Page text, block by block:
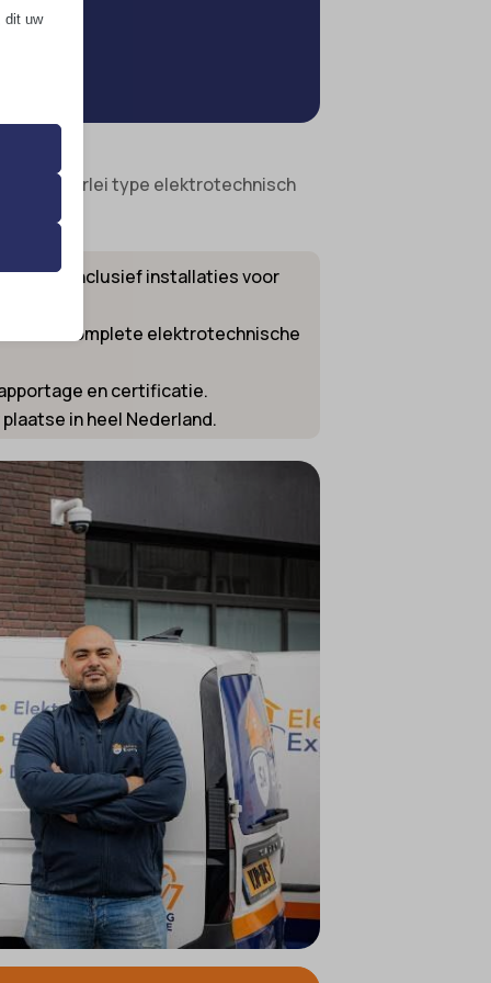
dekt allerlei type elektrotechnisch
inclusief installaties voor
of een complete elektrotechnische
en certificatie.
in heel Nederland.
dit uw
van